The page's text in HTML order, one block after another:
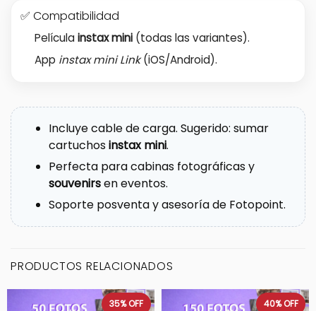
✅ Compatibilidad
Películainstax mini(todas las variantes).
App instax mini Link(iOS/Android).
Incluye cable de carga. Sugerido: sumar
cartuchosinstax mini.
Perfecta para cabinas fotográficas y
souvenirsen eventos.
Soporte posventa y asesoría de Fotopoint.
PRODUCTOS RELACIONADOS
35%OFF 40%OFF